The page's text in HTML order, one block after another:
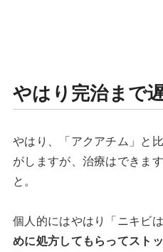
やはり完治まで
やはり、「アクアチム」と
がしますが、治療はできま
と。
個人的にはやはり「ニキビ
めに処方してもらってスト